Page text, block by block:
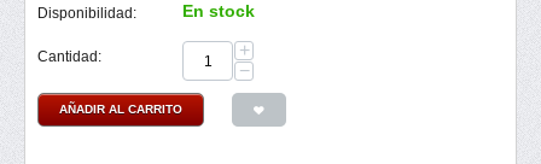
Disponibilidad: En stock
Cantidad:
+
−
AÑADIR AL CARRITO